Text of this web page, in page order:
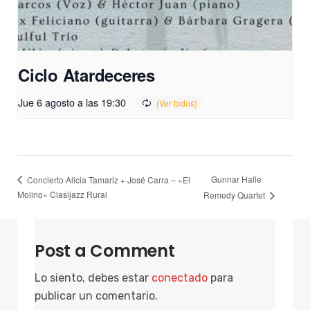
Ciclo Atardeceres
Jue 6 agosto a las 19:30
Concierto Alicia Tamariz + José Carra – «El
Molino» Clasijazz Rural
Gunnar Halle
Remedy Quartet
Post a Comment
Lo siento, debes estar conectado para
publicar un comentario.